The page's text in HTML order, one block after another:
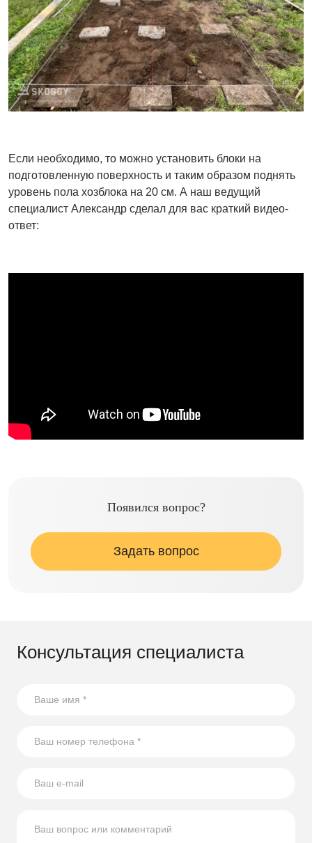
Если необходимо, то можно установить блоки на
подготовленную поверхность и таким образом поднять
уровень пола хозблока на 20 см. А наш ведущий
специалист Александр сделал для вас краткий видео-
ответ:
Появился вопрос?
Задать вопрос
Консультация специалиста